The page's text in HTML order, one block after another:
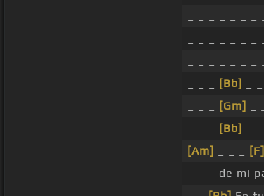
[Bb]
[Gm]
[Bb]
[Am]
[F]
_ _ _ de mi